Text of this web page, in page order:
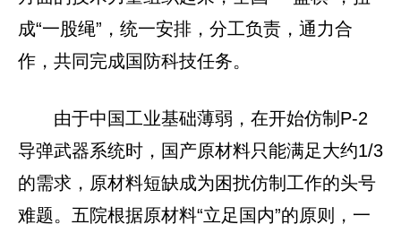
成“一股绳”，统一安排，分工负责，通力合
作，共同完成国防科技任务。
由于中国工业基础薄弱，在开始仿制P-2
导弹武器系统时，国产原材料只能满足大约1/3
的需求，原材料短缺成为困扰仿制工作的头号
难题。五院根据原材料“立足国内”的原则，一